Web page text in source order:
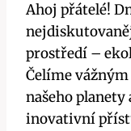
Ahoj přátelé!
prostředí –
Čelíme
našeho
inovativní